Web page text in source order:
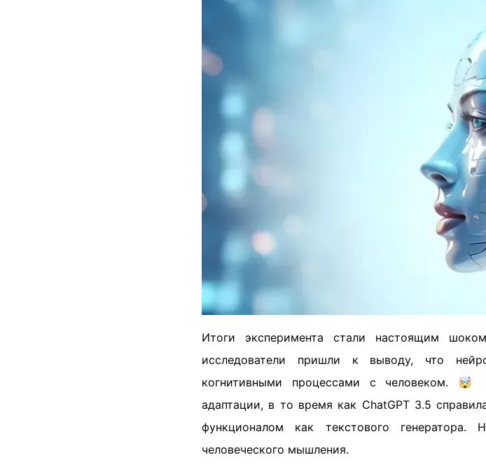
Итоги эксперимента стали настоящим
исследователи пришли к выводу, что
когнитивными процессами с человеком. 🤯
адаптации, в то время как ChatGPT 3.5
функционалом как текстового
человеческого мышления.